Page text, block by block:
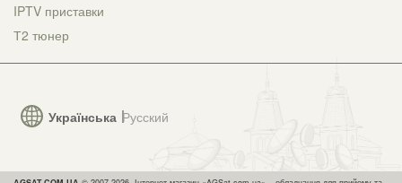
Українська Русский
IPTV приставки
Т2 тюнер